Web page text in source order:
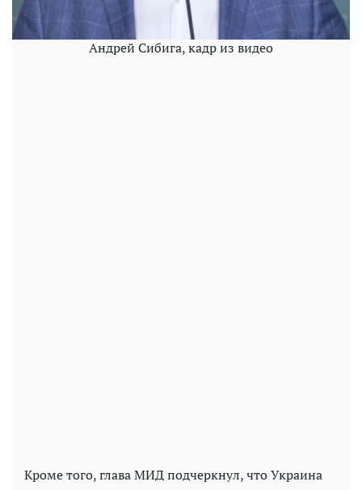
Андрей Сибига, кадр из видео
Кроме того, глава МИД подчеркнул, что Украина